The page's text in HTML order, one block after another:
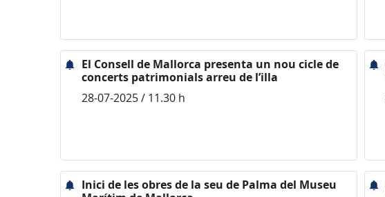
El Consell de Mallorca presenta un nou cicle de
concerts patrimonials arreu de l’illa
28-07-2025 / 11.30 h
Inici de les obres de la seu de Palma del Museu